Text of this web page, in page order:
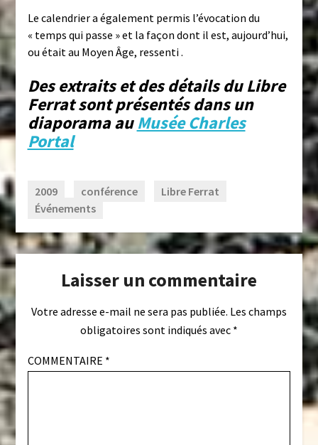
Le calendrier a également permis l’évocation du
« temps qui passe » et la façon dont il est, aujourd’hui,
ou était au Moyen Âge, ressenti .
Des extraits et des détails du Libre
Ferrat sont présentés dans un
diaporama auMusée Charles
Portal
2009 conférence
Libre Ferrat
Événements
Laisser un commentaire
Votre adresse e-mail ne sera pas publiée. Les champs
obligatoires sont indiqués avec *
COMMENTAIRE *